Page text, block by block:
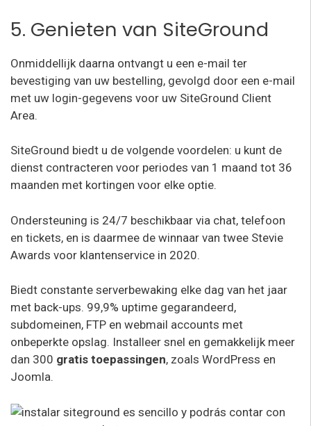
5. Genieten van SiteGround
Onmiddellijk daarna ontvangt u een e-mail ter
bevestiging van uw bestelling, gevolgd door een e-mail
met uw login-gegevens voor uw SiteGround Client
Area.
SiteGround biedt u de volgende voordelen: u kunt de
dienst contracteren voor periodes van 1 maand tot 36
maanden met kortingen voor elke optie.
Ondersteuning is 24/7 beschikbaar via chat, telefoon
en tickets, en is daarmee de winnaar van twee Stevie
Awards voor klantenservice in 2020.
Biedt constante serverbewaking elke dag van het jaar
met back-ups. 99,9% uptime gegarandeerd,
subdomeinen, FTP en webmail accounts met
onbeperkte opslag. Installeer snel en gemakkelijk meer
dan 300 gratis toepassingen, zoals WordPress en
Joomla.